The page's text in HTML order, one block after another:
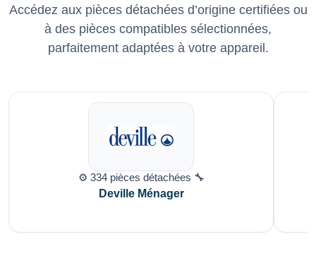
Accédez aux pièces détachées d’origine certifiées ou
à des pièces compatibles sélectionnées,
parfaitement adaptées à votre appareil.
⚙️ 334 pièces détachées 🔧
Deville Ménager